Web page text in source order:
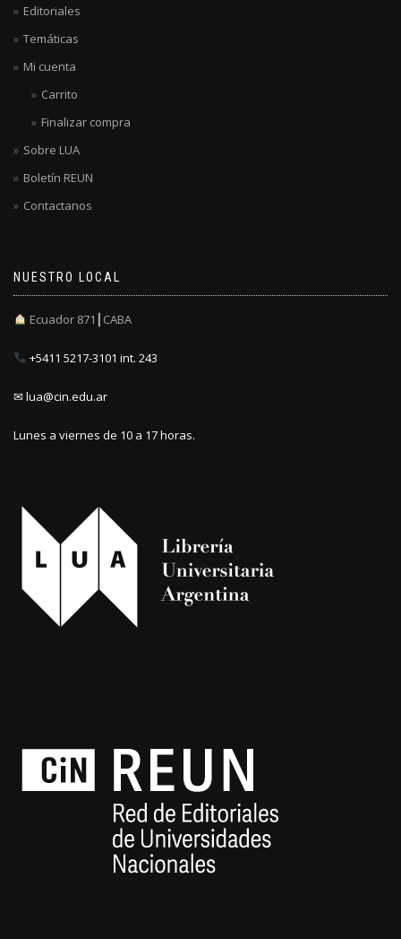
Editoriales
Temáticas
Mi cuenta
Carrito
Finalizar compra
Sobre LUA
Boletín REUN
Contactanos
NUESTRO LOCAL
Ecuador 871┃CABA
+5411 5217-3101 int. 243
✉ lua@cin.edu.ar
Lunes a viernes de 10 a 17 horas.